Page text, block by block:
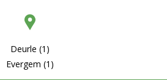
Deurle (1)
Evergem (1)